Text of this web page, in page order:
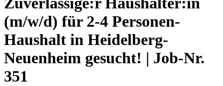
(m/w/d) für 2-4 Personen-
Haushalt in Heidelberg-
Neuenheim gesucht! | Job-Nr.
351